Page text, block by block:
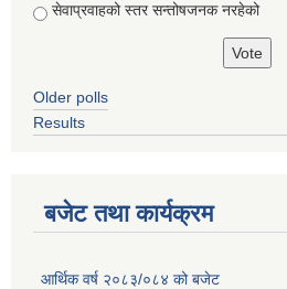
सेवाप्रवाहको स्तर सन्तोषजनक नरहेको
Older polls
Results
बजेट तथा कार्यक्रम
आर्थिक वर्ष २०८३/०८४ को बजेट